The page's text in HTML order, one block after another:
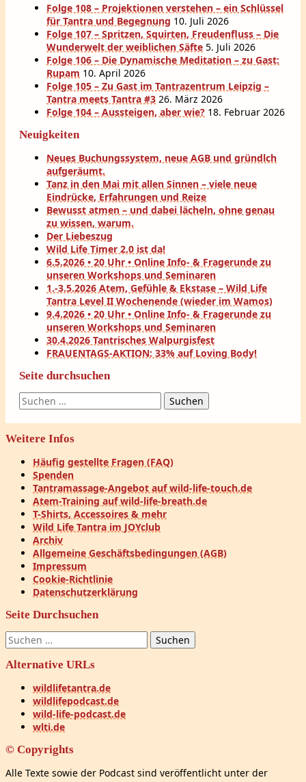
Folge 108 – Projektionen verstehen – ein Schlüssel
für Tantra und Begegnung 10. Juli 2026
Folge 107 – Spritzen, Squirten, Freudenfluss – Die
Wunderwelt der weiblichen Säfte 5. Juli 2026
Folge 106 – Die Dynamische Meditation – zu Gast:
Rupam 10. April 2026
Folge 105 – Zu Gast im Tantrazentrum Leipzig –
Tantra meets Tantra #3 26. März 2026
Folge 104 – Aussteigen, aber wie? 18. Februar 2026
Neuigkeiten
Neues Buchungssystem, neue AGB und gründlch
aufgeräumt.
Tanz in den Mai mit allen Sinnen – viele neue
Eindrücke, Erfahrungen und Reize
Bewusst atmen – und dabei lächeln, ohne genau
zu wissen, warum.
Der Liebeszug
Wild Life Timer 2.0 ist da!
6.5.2026 • 20 Uhr • Online Info- & Fragerunde zu
unseren Workshops und Seminaren
1.-3.5.2026 Atem, Gefühle & Ekstase – Wild Life
Tantra Level II Wochenende (wieder im Wamos)
9.4.2026 • 20 Uhr • Online Info- & Fragerunde zu
unseren Workshops und Seminaren
30.4.2026 Tantrisches Walpurgisfest
FRAUENTAGS-AKTION: 33% auf Loving Body!
Seite durchsuchen
Suchen
nach:
Weitere Infos
Häufig gestellte Fragen (FAQ)
Spenden
Tantramassage-Angebot auf wild-life-touch.de
Atem-Training auf wild-life-breath.de
T-Shirts, Accessoires & mehr
Wild Life Tantra im JOYclub
Archiv
Allgemeine Geschäftsbedingungen (AGB)
Impressum
Cookie-Richtlinie
Datenschutzerklärung
Seite Durchsuchen
Suchen
nach:
Alternative URLs
wildlifetantra.de
wildlifepodcast.de
wild-life-podcast.de
wlti.de
© Copyrights
Alle Texte sowie der Podcast sind veröffentlicht unter der